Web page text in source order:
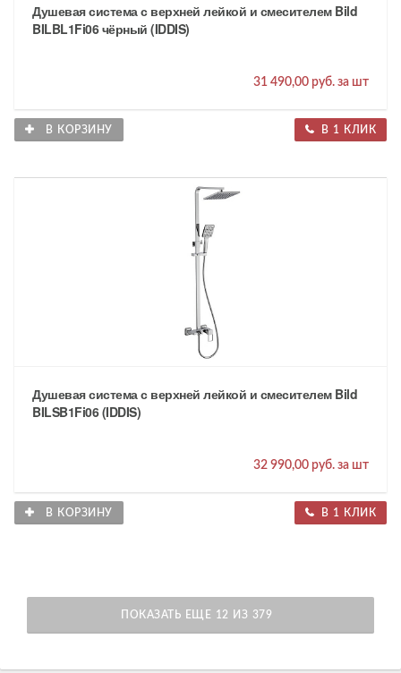
Душевая система с верхней лейкой и смесителем Bild
BILBL1Fi06 чёрный (IDDIS)
31 490,00 руб. за шт
В КОРЗИНУ В 1 КЛИК
Душевая система с верхней лейкой и смесителем Bild
BILSB1Fi06 (IDDIS)
32 990,00 руб. за шт
В КОРЗИНУ В 1 КЛИК
ПОКАЗАТЬ ЕЩЕ 12 ИЗ 379